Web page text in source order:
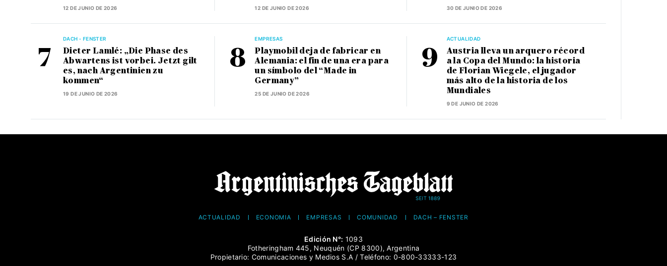
12 DE JUNIO DE 2026 12 DE JUNIO DE 2026 30 DE JUNIO DE 2026
DACH - FENSTER
Dieter Lamlé: „Die Phase des
Abwartens ist vorbei. Jetzt gilt
es, nach Argentinien zu
kommen“
19 DE JUNIO DE 2026
EMPRESAS
Playmobil deja de fabricar en
Alemania: el fin de una era para
un símbolo del “Made in
Germany”
25 DE JUNIO DE 2026
ACTUALIDAD
Austria lleva un arquero récord
a la Copa del Mundo: la historia
de Florian Wiegele, el jugador
más alto de la historia de los
Mundiales
9 DE JUNIO DE 2026
ACTUALIDAD ECONOMÍA EMPRESAS COMUNIDAD DACH – FENSTER
Edición N°: 1093
Fotheringham 445, Neuquén (CP 8300), Argentina
Propietario: Comunicaciones y Medios S.A / Teléfono: 0-800-33333-123